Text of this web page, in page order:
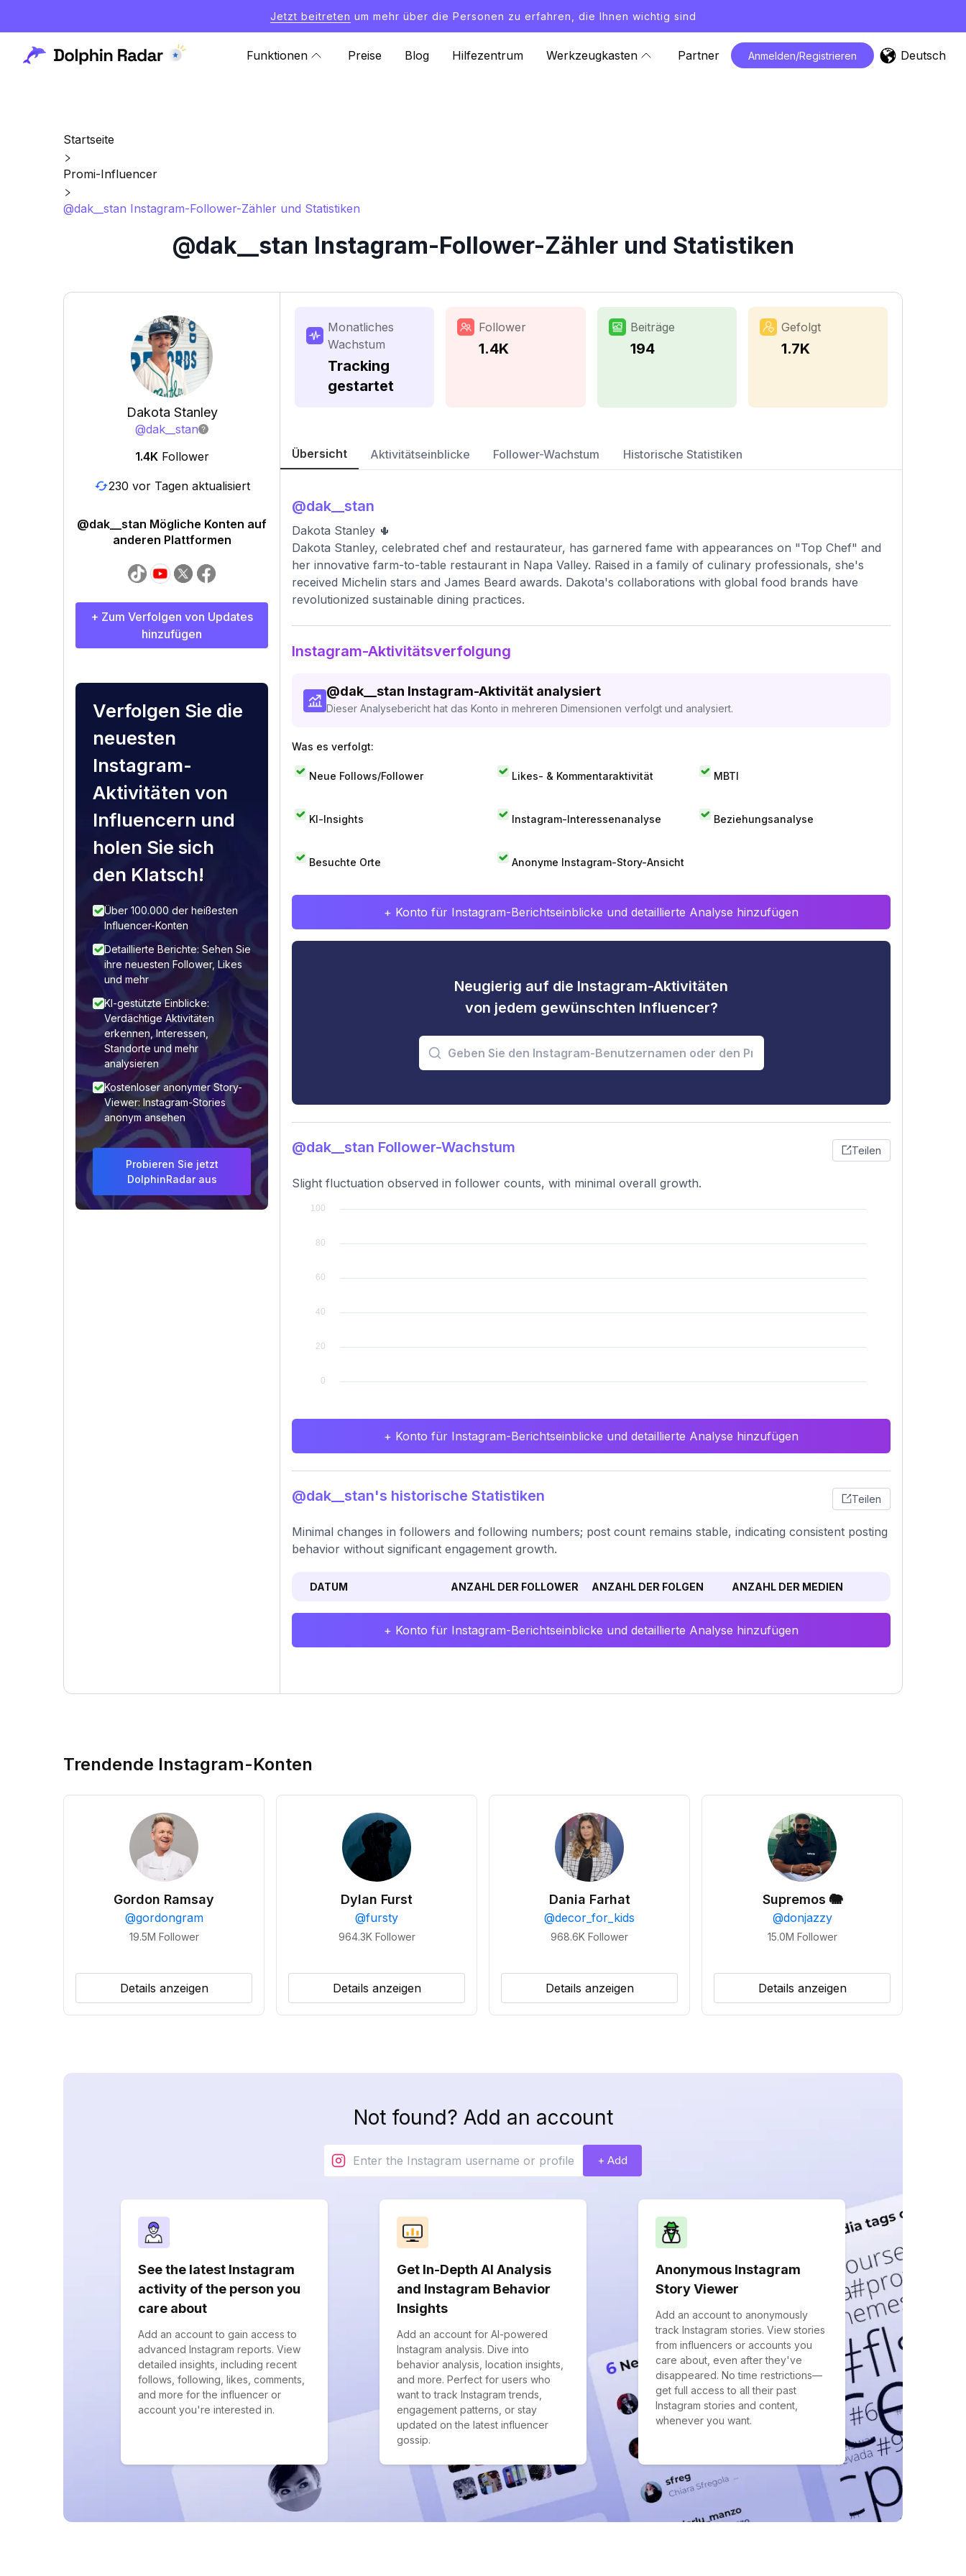
Jetzt beitreten um mehr über die Personen zu erfahren, die Ihnen wichtig sind
Funktionen Preise Blog Hilfezentrum Werkzeugkasten Partner Anmelden/Registrieren Deutsch
Startseite
Promi-Influencer
@dak__stan Instagram-Follower-Zähler und Statistiken
@dak__stan Instagram-Follower-Zähler und Statistiken
Dakota Stanley
@dak__stan
1.4K Follower
230 vor Tagen aktualisiert
@dak__stan Mögliche Konten auf
anderen Plattformen
+ Zum Verfolgen von Updates
hinzufügen
Verfolgen Sie die
neuesten
Instagram-
Aktivitäten von
Influencern und
holen Sie sich
den Klatsch!
Über 100.000 der heißesten
Influencer-Konten
Detaillierte Berichte: Sehen Sie
ihre neuesten Follower, Likes
und mehr
KI-gestützte Einblicke:
Verdächtige Aktivitäten
erkennen, Interessen,
Standorte und mehr
analysieren
Kostenloser anonymer Story-
Viewer: Instagram-Stories
anonym ansehen
Probieren Sie jetzt
DolphinRadar aus
Monatliches
Wachstum
Tracking
gestartet
Follower
1.4K
Beiträge
194
Gefolgt
1.7K
Übersicht Aktivitätseinblicke Follower-Wachstum Historische Statistiken
@dak__stan
Dakota Stanley 🌵
Dakota Stanley, celebrated chef and restaurateur, has garnered fame with appearances on "Top Chef" and
her innovative farm-to-table restaurant in Napa Valley. Raised in a family of culinary professionals, she's
received Michelin stars and James Beard awards. Dakota's collaborations with global food brands have
revolutionized sustainable dining practices.
Instagram-Aktivitätsverfolgung
@dak__stan Instagram-Aktivität analysiert
Dieser Analysebericht hat das Konto in mehreren Dimensionen verfolgt und analysiert.
Was es verfolgt:
Neue Follows/Follower Likes- & Kommentaraktivität MBTI
KI-Insights Instagram-Interessenanalyse Beziehungsanalyse
Besuchte Orte Anonyme Instagram-Story-Ansicht
+ Konto für Instagram-Berichtseinblicke und detaillierte Analyse hinzufügen
Neugierig auf die Instagram-Aktivitäten
von jedem gewünschten Influencer?
@dak__stan Follower-Wachstum Teilen
Slight fluctuation observed in follower counts, with minimal overall growth.
+ Konto für Instagram-Berichtseinblicke und detaillierte Analyse hinzufügen
@dak__stan's historische Statistiken Teilen
Minimal changes in followers and following numbers; post count remains stable, indicating consistent posting
behavior without significant engagement growth.
DATUM ANZAHL DER FOLLOWER ANZAHL DER FOLGEN ANZAHL DER MEDIEN
+ Konto für Instagram-Berichtseinblicke und detaillierte Analyse hinzufügen
Trendende Instagram-Konten
Gordon Ramsay
@gordongram
19.5M Follower
Details anzeigen
Dylan Furst
@fursty
964.3K Follower
Details anzeigen
Dania Farhat
@decor_for_kids
968.6K Follower
Details anzeigen
Supremos 🐘
@donjazzy
15.0M Follower
Details anzeigen
Not found? Add an account
+ Add
See the latest Instagram
activity of the person you
care about
Add an account to gain access to
advanced Instagram reports. View
detailed insights, including recent
follows, following, likes, comments,
and more for the influencer or
account you're interested in.
Get In-Depth AI Analysis
and Instagram Behavior
Insights
Add an account for AI-powered
Instagram analysis. Dive into
behavior analysis, location insights,
and more. Perfect for users who
want to track Instagram trends,
engagement patterns, or stay
updated on the latest influencer
gossip.
Anonymous Instagram
Story Viewer
Add an account to anonymously
track Instagram stories. View stories
from influencers or accounts you
care about, even after they've
disappeared. No time restrictions—
get full access to all their past
Instagram stories and content,
whenever you want.